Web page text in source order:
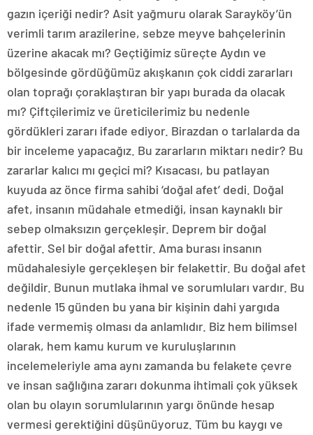
gazın içeriği nedir? Asit yağmuru olarak Sarayköy’ün
verimli tarım arazilerine, sebze meyve bahçelerinin
üzerine akacak mı? Geçtiğimiz süreçte Aydın ve
bölgesinde gördüğümüz akışkanın çok ciddi zararları
olan toprağı çoraklaştıran bir yapı burada da olacak
mı? Çiftçilerimiz ve üreticilerimiz bu nedenle
gördükleri zararı ifade ediyor. Birazdan o tarlalarda da
bir inceleme yapacağız. Bu zararların miktarı nedir? Bu
zararlar kalıcı mı geçici mi? Kısacası, bu patlayan
kuyuda az önce firma sahibi ‘doğal afet’ dedi. Doğal
afet, insanın müdahale etmediği, insan kaynaklı bir
sebep olmaksızın gerçekleşir. Deprem bir doğal
afettir. Sel bir doğal afettir. Ama burası insanın
müdahalesiyle gerçekleşen bir felakettir. Bu doğal afet
değildir. Bunun mutlaka ihmal ve sorumluları vardır. Bu
nedenle 15 günden bu yana bir kişinin dahi yargıda
ifade vermemiş olması da anlamlıdır. Biz hem bilimsel
olarak, hem kamu kurum ve kuruluşlarının
incelemeleriyle ama aynı zamanda bu felakete çevre
ve insan sağlığına zararı dokunma ihtimali çok yüksek
olan bu olayın sorumlularının yargı önünde hesap
vermesi gerektiğini düşünüyoruz. Tüm bu kaygı ve